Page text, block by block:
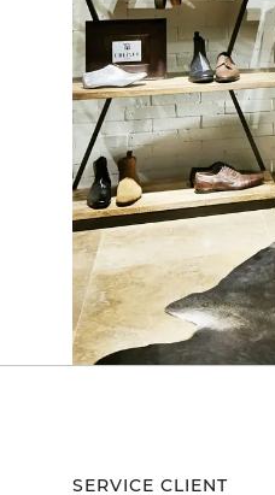
SERVICE CLIENT